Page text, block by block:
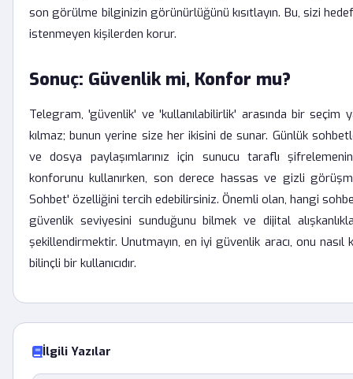
son görülme bilginizin görünürlüğünü kısıtlayın. Bu, sizi
istenmeyen kişilerden korur.
Sonuç: Güvenlik mi, Konfor mu?
Telegram, 'güvenlik' ve 'kullanılabilirlik' arasında bir seçim
kılmaz; bunun yerine size her ikisini de sunar. Günlük
ve dosya paylaşımlarınız için sunucu taraflı
konforunu kullanırken, son derece hassas ve gizli
Sohbet' özelliğini tercih edebilirsiniz. Önemli olan, hangi
güvenlik seviyesini sunduğunu bilmek ve dijital
şekillendirmektir. Unutmayın, en iyi güvenlik aracı, onu nasıl
bilinçli bir kullanıcıdır.
İlgili Yazılar